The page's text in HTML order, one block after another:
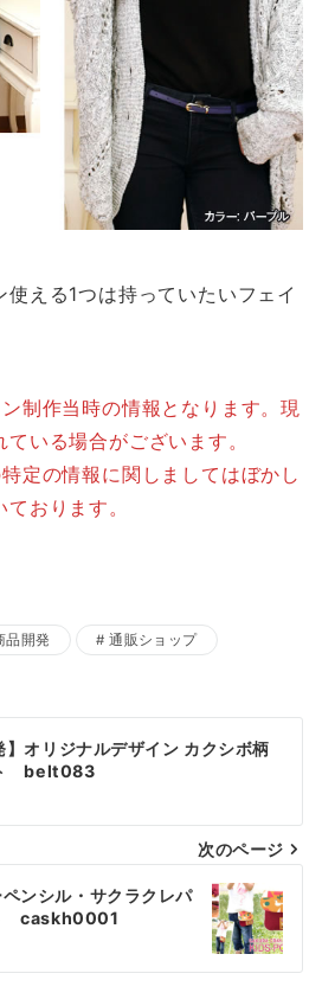
える1つは持っていたいフェイ
制作当時の情報となります。現
いる場合がございます。
定の情報に関しましてはぼかし
おります。
品開発 通販ショップ
】オリジナルデザイン カクシボ柄
belt083
次のページ
ペンシル・サクラクレパ
caskh0001